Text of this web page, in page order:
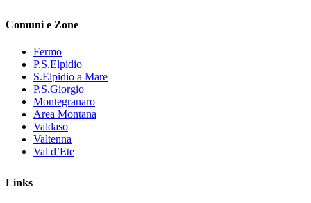
Comuni e Zone
Fermo
P.S.Elpidio
S.Elpidio a Mare
P.S.Giorgio
Montegranaro
Area Montana
Valdaso
Valtenna
Val d’Ete
Links